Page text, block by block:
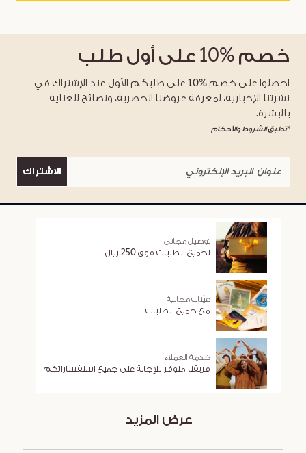
خصم %10 على أول طلب
احصلوا على خصم %10 على طلبكم الأول عند الإشتراك في
نشرتنا الإخبارية، لمعرفة عروضنا الحصرية، ونصائح للعناية
بالبشرة.
*تطبق الشروط والأحكام
الاشتراك
توصيل مجاني
لجميع الطلبات فوق 250 ريال
عيّنات مجانية
مع جميع الطلبات
خدمة العملاء
فريقنا متوفر للإجابة على جميع استفساراتكم
عرض المزيد